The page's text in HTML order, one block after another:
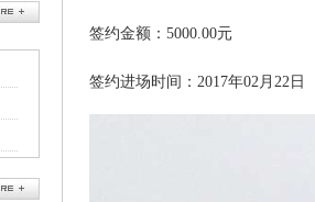
签约金额：5000.00元
签约进场时间：2017年02月22日